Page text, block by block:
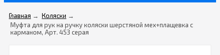
Главная → Коляски →
Муфта для рук на ручку коляски шерстяной мех+плащевка с
карманом, Арт. 453 серая